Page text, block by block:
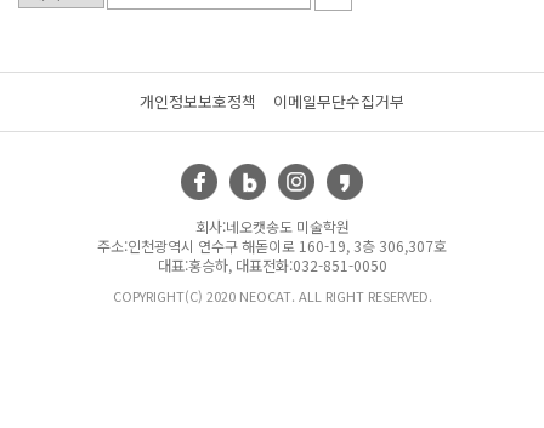
개인정보보호정책 이메일무단수집거부
회사:네오캣송도 미술학원
주소:인천광역시 연수구 해돋이로 160-19, 3층 306,307호
대표:홍승하, 대표전화:032-851-0050
COPYRIGHT(C) 2020 NEOCAT. ALL RIGHT RESERVED.